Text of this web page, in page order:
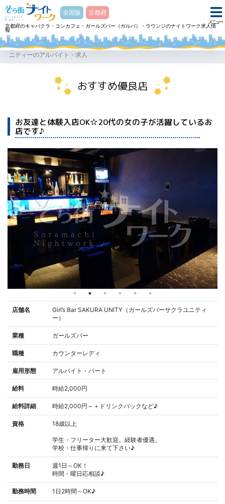
メニュー
そら街ナイトワーク
全国版
京都府
京都府のキャバクラ・コンカフェ・ガールズバー（ガルバ）・ラウンジのナイトワーク求人情
報
ホーム
ガールズバー（ガルバ） Girl’s Bar SAKURA UNITYガールズバーサクラユ
ニティーのアルバイト・求人
おすすめ優良店
お友達と体験入店OK☆20代の女の子が活躍しているお
店です♪
店舗名
Girl’s Bar SAKURA UNITY（ガールズバーサクラユニティ
ー）
業種 ガールズバー
職種 カウンターレディ
雇用形態 アルバイト・パート
給料 時給2,000円
給料詳細 時給2,000円～＋ドリンクバックなど♪
資格 18歳以上
学生・フリーター大歓迎。経験者優遇。
学校・仕事帰りに来て下さい♪
勤務日
週1日～OK！
時間・曜日応相談♪
勤務時間 1日2時間～OK♪